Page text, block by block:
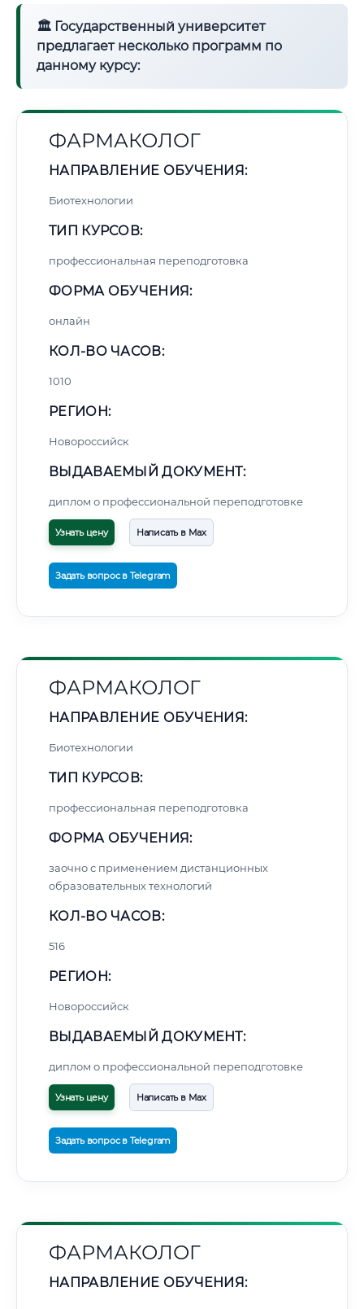
🏛 Государственный университет
предлагает несколько программ по
данному курсу:
ФАРМАКОЛОГ
НАПРАВЛЕНИЕ ОБУЧЕНИЯ:
Биотехнологии
ТИП КУРСОВ:
профессиональная переподготовка
ФОРМА ОБУЧЕНИЯ:
онлайн
КОЛ-ВО ЧАСОВ:
1010
РЕГИОН:
Новороссийск
ВЫДАВАЕМЫЙ ДОКУМЕНТ:
диплом о профессиональной переподготовке
Узнать цену Написать в Max
Задать вопрос в Telegram
ФАРМАКОЛОГ
НАПРАВЛЕНИЕ ОБУЧЕНИЯ:
Биотехнологии
ТИП КУРСОВ:
профессиональная переподготовка
ФОРМА ОБУЧЕНИЯ:
заочно с применением дистанционных
образовательных технологий
КОЛ-ВО ЧАСОВ:
516
РЕГИОН:
Новороссийск
ВЫДАВАЕМЫЙ ДОКУМЕНТ:
диплом о профессиональной переподготовке
Узнать цену Написать в Max
Задать вопрос в Telegram
ФАРМАКОЛОГ
НАПРАВЛЕНИЕ ОБУЧЕНИЯ: